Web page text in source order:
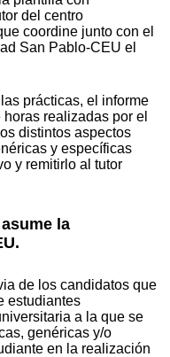
del centro
coordine junto con el
San Pablo-CEU el
prácticas, el informe
realizadas por el
distintos aspectos
y específicas
y remitirlo al tutor
la
de los candidatos que
estudiantes
a la que se
genéricas y/o
en la realización